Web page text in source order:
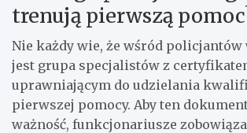
trenują pierwszą
Nie każdy wie, że wśród policjantów
jest grupa specjalistów z
uprawniającym do udzielania
pierwszej pomocy. Aby ten
ważność, funkcjonariusze